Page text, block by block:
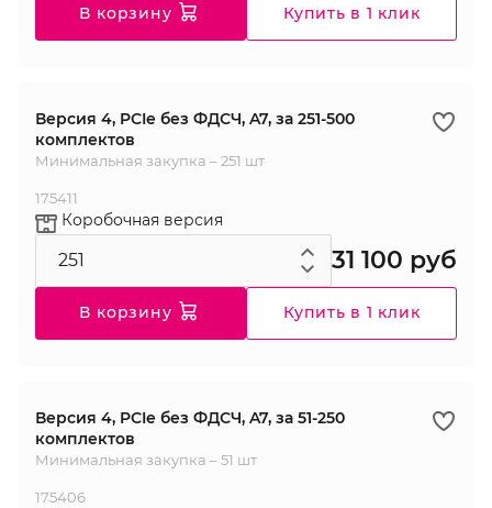
В корзину Купить в 1 клик
Версия 4, PCIe без ФДСЧ, A7, за 251-500
комплектов
Минимальная закупка – 251 шт
175411
Коробочная версия
31 100 руб
В корзину Купить в 1 клик
Версия 4, PCIe без ФДСЧ, A7, за 51-250
комплектов
Минимальная закупка – 51 шт
175406